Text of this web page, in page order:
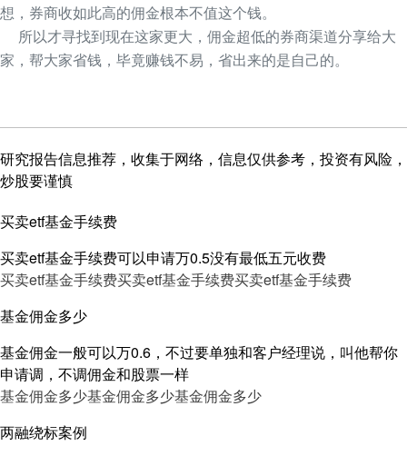
想，券商收如此高的佣金根本不值这个钱。
所以才寻找到现在这家更大，佣金超低的券商渠道分享给大
家，帮大家省钱，毕竟赚钱不易，省出来的是自己的。
研究报告信息推荐，收集于网络，信息仅供参考，投资有风险，
炒股要谨慎
买卖etf基金手续费
买卖etf基金手续费可以申请万0.5没有最低五元收费
买卖etf基金手续费买卖etf基金手续费买卖etf基金手续费
基金佣金多少
基金佣金一般可以万0.6，不过要单独和客户经理说，叫他帮你
申请调，不调佣金和股票一样
基金佣金多少基金佣金多少基金佣金多少
两融绕标案例